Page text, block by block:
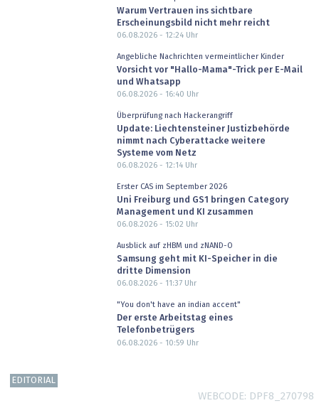
Warum Vertrauen ins sichtbare
Erscheinungsbild nicht mehr reicht
06.08.2026 - 12:24Uhr
Angebliche Nachrichten vermeintlicher Kinder
Vorsicht vor "Hallo-Mama"-Trick per E-Mail
und Whatsapp
06.08.2026 - 16:40 Uhr
Überprüfung nach Hackerangriff
Update: Liechtensteiner Justizbehörde
nimmt nach Cyberattacke weitere
Systeme vom Netz
06.08.2026 - 12:14Uhr
Erster CAS im September 2026
Uni Freiburg und GS1 bringen Category
Management und KI zusammen
06.08.2026 - 15:02 Uhr
Ausblick auf zHBM und zNAND-O
Samsung geht mit KI-Speicher in die
dritte Dimension
06.08.2026 - 11:37Uhr
"You don't have an indian accent"
Der erste Arbeitstag eines
Telefonbetrügers
06.08.2026 - 10:59 Uhr
EDITORIAL
WEBCODE DPF8_270798